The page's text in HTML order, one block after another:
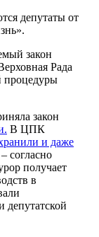
депутаты от
закон
Рада
процедуры
закон
В ЦПК
и даже
согласно
получает
в
депутатской